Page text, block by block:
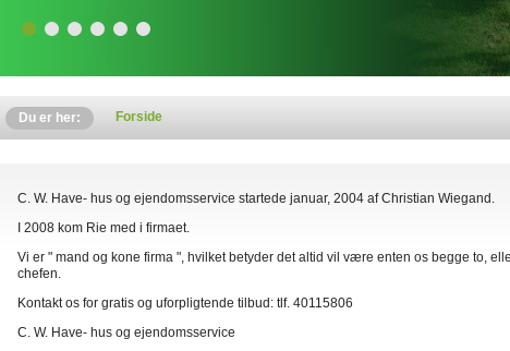
Du er her: Forside
C. W. Have- hus og ejendomsservice startede januar, 2004 af Christian Wiegand.
I 2008 kom Rie med i firmaet.
Vi er " mand og kone firma ", hvilket betyder det altid vil være enten os begge to,
chefen.
Kontakt os for gratis og uforpligtende tilbud: tlf. 40115806
C. W. Have- hus og ejendomsservice